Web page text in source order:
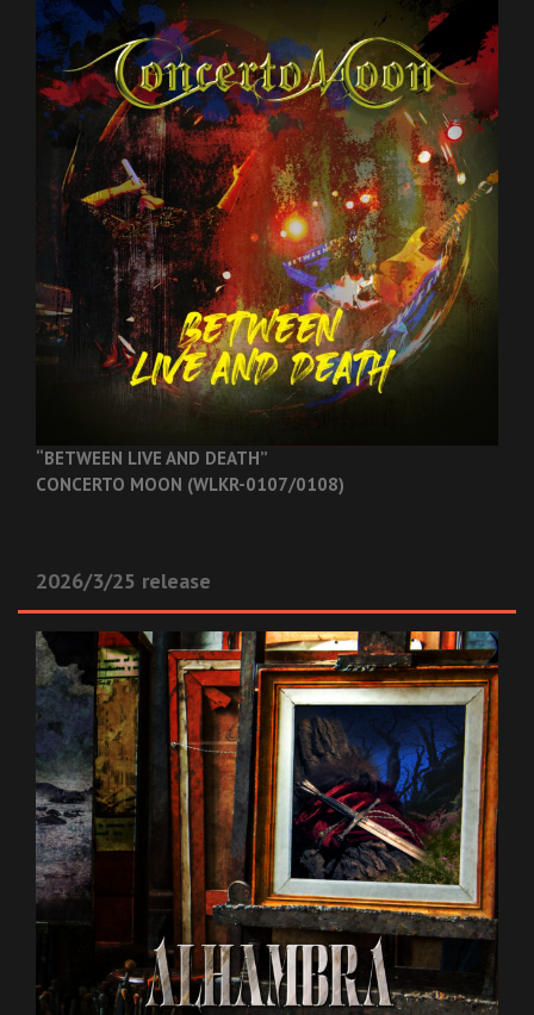
“BETWEEN LIVE AND DEATH”
CONCERTO MOON (WLKR-0107/0108)
2026/3/25 release